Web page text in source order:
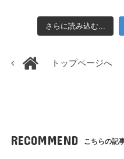
さらに読み込む...
トップページへ
RECOMMEND こちらの記